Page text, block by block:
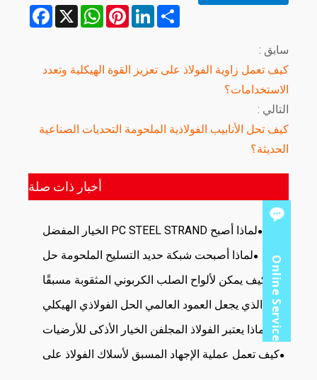
Facebook
X
WhatsAppPinterestLinkedInShare
سابق :
كيف تعمل زاوية الفولاذ على تعزيز القوة الهيكلية وتعدد
الاستخدامات؟
التالي :
كيف تحل الأنابيب الفولاذية الملحومة التحديات الصناعية
الحديثة؟
أخبار ذات صلة
لماذا أصبح PC STEEL STRAND الخيار المفضل
لتطبيقات الخرسانة سابقة الإجهاد الحديثة
لماذا أصبحت شبكة حديد التسليح الملحومة حل
التعزيز المفضل لمشاريع البناء الحديثة
كيف يمكن لألواح الصلب الكربوني المثقوبة مسبقًا
تحسين الكفاءة والدقة في المشاريع الصناعية الحديثة
ما الذي يجعل العمود العالمي الحل الفولاذي الهيكلي
المثالي لمشاريع البناء الحديثة
لماذا يعتبر الفولاذ المجلفن الخيار الأذكى للأرضيات
الصناعية ومشاريع البنية التحتية
كيف تعمل عملية الإجهاد المسبق لأسلاك الفولاذ على